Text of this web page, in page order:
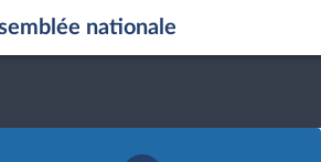
nationale